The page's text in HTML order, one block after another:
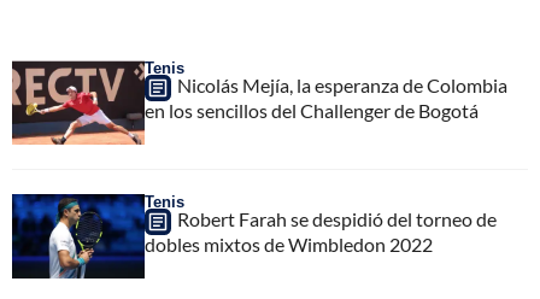
Tenis
Nicolás Mejía, la esperanza de Colombia
en los sencillos del Challenger de Bogotá
Tenis
Robert Farah se despidió del torneo de
dobles mixtos de Wimbledon 2022